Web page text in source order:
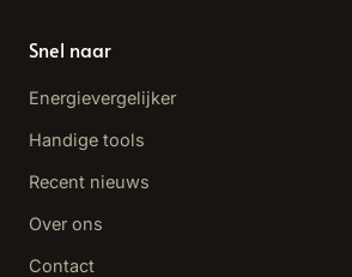
Snel naar
Energievergelijker
Handige tools
Recent nieuws
Over ons
Contact